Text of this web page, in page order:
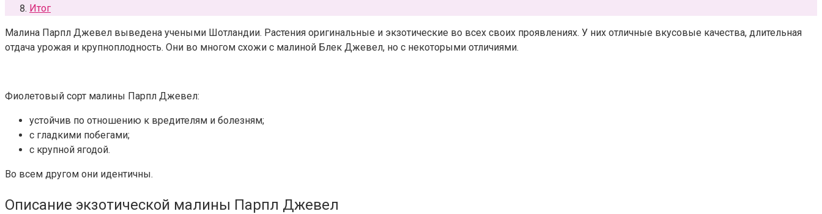
Итог
Малина Парпл Джевел выведена учеными Шотландии. Растения оригинальные и экзотические во всех своих проявлениях. У них отличные вкусовые качества, длительная
отдача урожая и крупноплодность. Они во многом схожи с малиной Блек Джевел, но с некоторыми отличиями.
Фиолетовый сорт малины Парпл Джевел:
устойчив по отношению к вредителям и болезням;
с гладкими побегами;
с крупной ягодой.
Во всем другом они идентичны.
Описание экзотической малины Парпл Джевел